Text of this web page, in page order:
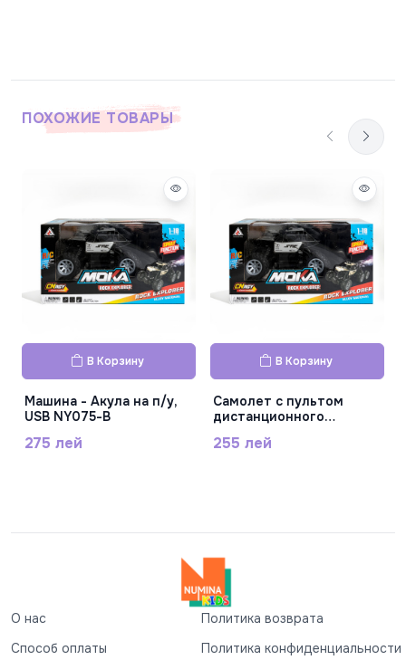
ПОХОЖИЕ ТОВАРЫ
В Корзину
Машина - Акула на п/у,
USB NY075-B
275 лей
В Корзину
Самолет с пультом
дистанционного
кабелем GC169-B32
255 лей
О нас
Политика возврата
Способ оплаты
Политика конфиденциальности